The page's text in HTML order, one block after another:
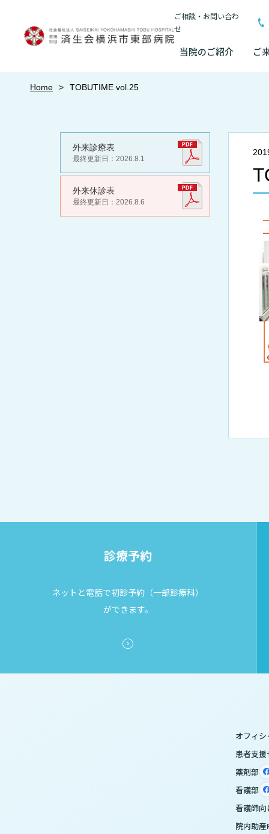
ご相談・お問い合わ
せ
当院のご紹介 ご
院長あいさつ
理念・方針・患者さんの権利
情報公開
厚生労働大臣が
施設認定
数字で見る東部
臨床研究に関す
初診の方へ
セカンドオピニオンのご案内
入院が決まったら
入院中の過ごし方
入院のお会計に
患者さんのご紹介方法
医療連携センター長ごあいさつ
医療連携センターのご案内
連携登録医制度
連携登録医療機関
訪問看護指示書
当院のご紹介
基本情報
院長あいさつ
理念・方針・患者さんの権利
臨床研究に関する情
（オプトアウト）
研究・業績
特長
広報誌「とーぶたい
公式SNSアカウント
Home TOBUTIME vol.25
外来診療表
最終更新日：2026.8.1
外来休診表
最終更新日：2026.8.6
診療予約
ネットと電話で初診予約（一部診療科）
ができます。
オフィ
患者支
薬剤部
看護部
看護師向
院内助